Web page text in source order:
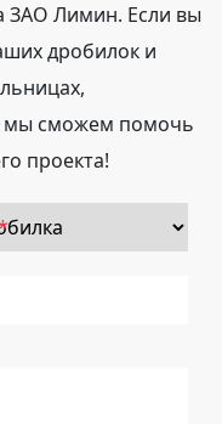
ЗАО Лимин. Если вы
дробилок и
мы сможем помочь
проекта!